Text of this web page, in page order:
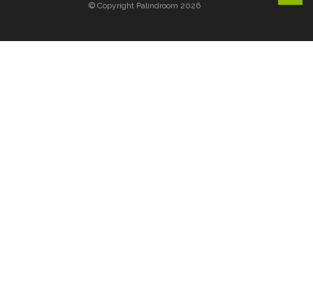
© Copyright Palindroom 2026